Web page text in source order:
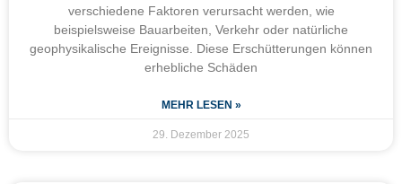
verschiedene Faktoren verursacht werden, wie
beispielsweise Bauarbeiten, Verkehr oder natürliche
geophysikalische Ereignisse. Diese Erschütterungen können
erhebliche Schäden
MEHR LESEN »
29. Dezember 2025